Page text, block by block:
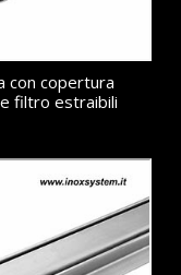
con copertura
filtro estraibili